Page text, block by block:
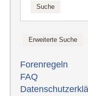
Forenregeln
FAQ